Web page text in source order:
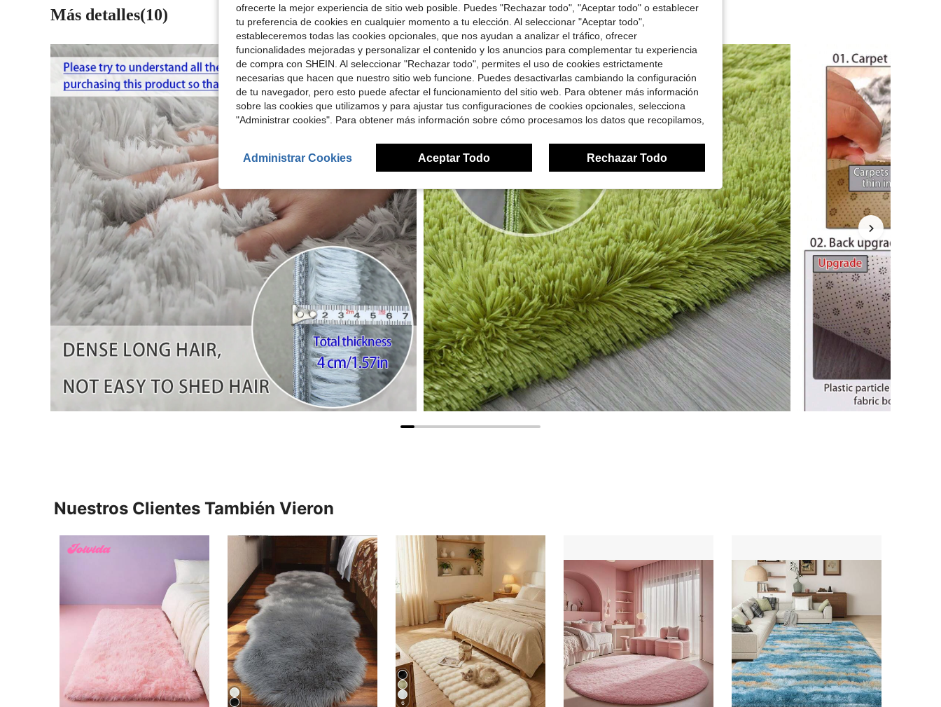
Más detalles(10)
Nuestros Clientes También Vieron
6
ofrecerte la mejor experiencia de sitio web posible. Puedes "Rechazar todo", "Aceptar todo" o establecer
tu preferencia de cookies en cualquier momento a tu elección. Al seleccionar "Aceptar todo",
estableceremos todas las cookies opcionales, que nos ayudan a analizar el tráfico, ofrecer
funcionalidades mejoradas y personalizar el contenido y los anuncios para complementar tu experiencia
de compra con SHEIN. Al seleccionar "Rechazar todo", permites el uso de cookies estrictamente
necesarias que hacen que nuestro sitio web funcione. Puedes desactivarlas cambiando la configuración
de tu navegador, pero esto puede afectar el funcionamiento del sitio web. Para obtener más información
sobre las cookies que utilizamos y para ajustar tus configuraciones de cookies opcionales, selecciona
"Administrar cookies". Para obtener más información sobre cómo procesamos los datos que recopilamos,
Administrar Cookies Aceptar Todo Rechazar Todo